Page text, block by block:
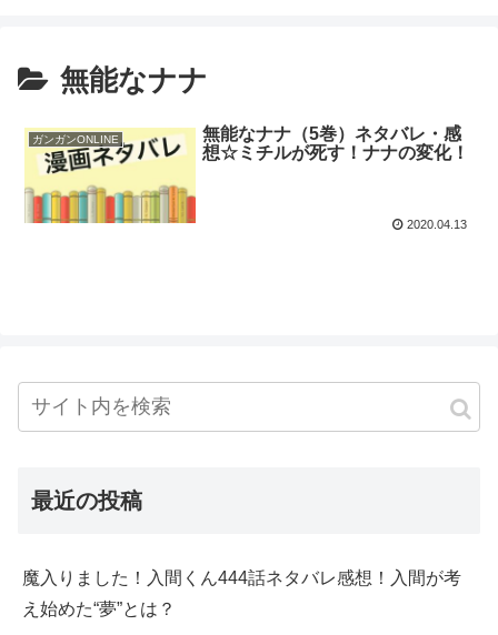
無能なナナ
ガンガンONLINE
無能なナナ（5巻）ネタバレ・感
想☆ミチルが死す！ナナの変化！
2020.04.13
最近の投稿
魔入りました！入間くん444話ネタバレ感想！入間が考
え始めた“夢”とは？